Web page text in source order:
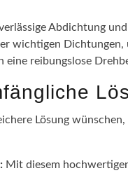
Abdichtung
wichtigen
eine reibungslose
Lösung
Mit diesem